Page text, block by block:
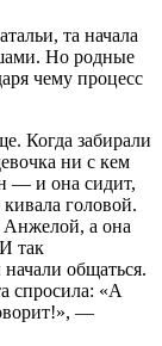
та начала
Но родные
чему процесс
Когда забирали
ни с кем
— и она сидит,
головой.
Анжелой, а она
так
общаться.
спросила: «А
—